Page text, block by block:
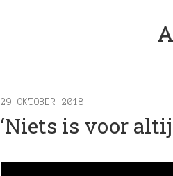
‘Niets is voor
29 OKTOBER 2018